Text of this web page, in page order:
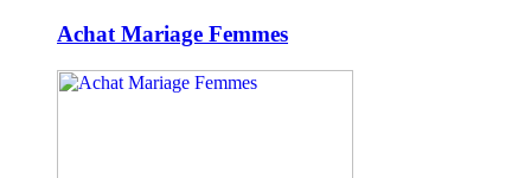
Achat Mariage Femmes